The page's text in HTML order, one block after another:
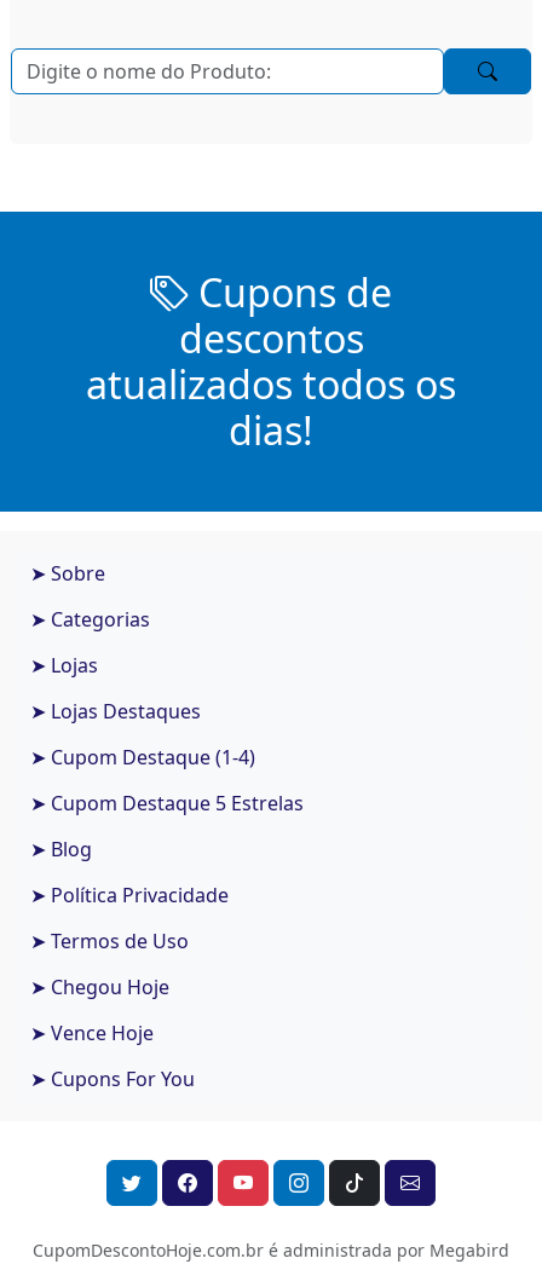
Cupons de
descontos
atualizados todos os
dias!
➤ Sobre
➤ Categorias
➤ Lojas
➤ Lojas Destaques
➤ Cupom Destaque (1-4)
➤ Cupom Destaque 5 Estrelas
➤ Blog
➤ Política Privacidade
➤ Termos de Uso
➤ Chegou Hoje
➤ Vence Hoje
➤ Cupons For You
CupomDescontoHoje.com.br é administrada por Megabird